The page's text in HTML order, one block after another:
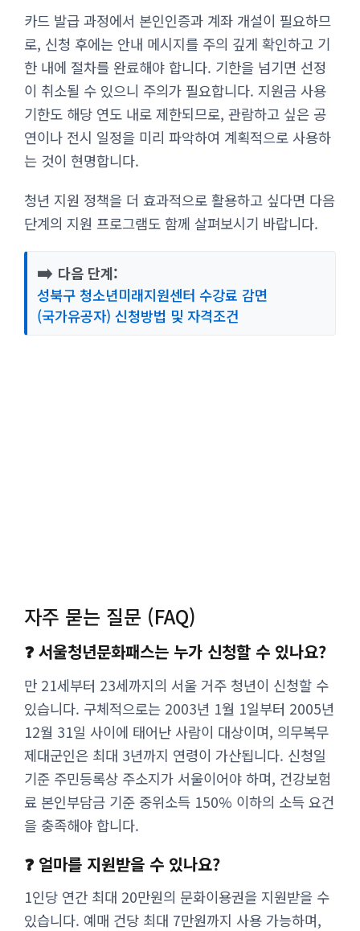
카드 발급 과정에서 본인인증과 계좌 개설이 필요하므
로, 신청 후에는 안내 메시지를 주의 깊게 확인하고 기
한 내에 절차를 완료해야 합니다. 기한을 넘기면 선정
이 취소될 수 있으니 주의가 필요합니다. 지원금 사용
기한도 해당 연도 내로 제한되므로, 관람하고 싶은 공
연이나 전시 일정을 미리 파악하여 계획적으로 사용하
는 것이 현명합니다.
청년 지원 정책을 더 효과적으로 활용하고 싶다면 다음
단계의 지원 프로그램도 함께 살펴보시기 바랍니다.
➡️ 다음 단계:
성북구 청소년미래지원센터 수강료 감면
(국가유공자) 신청방법 및 자격조건
자주 묻는 질문 (FAQ)
❓ 서울청년문화패스는 누가 신청할 수 있나요?
만 21세부터 23세까지의 서울 거주 청년이 신청할 수
있습니다. 구체적으로는 2003년 1월 1일부터 2005년
12월 31일 사이에 태어난 사람이 대상이며, 의무복무
제대군인은 최대 3년까지 연령이 가산됩니다. 신청일
기준 주민등록상 주소지가 서울이어야 하며, 건강보험
료 본인부담금 기준 중위소득 150% 이하의 소득 요건
을 충족해야 합니다.
❓ 얼마를 지원받을 수 있나요?
1인당 연간 최대 20만원의 문화이용권을 지원받을 수
있습니다. 예매 건당 최대 7만원까지 사용 가능하며,